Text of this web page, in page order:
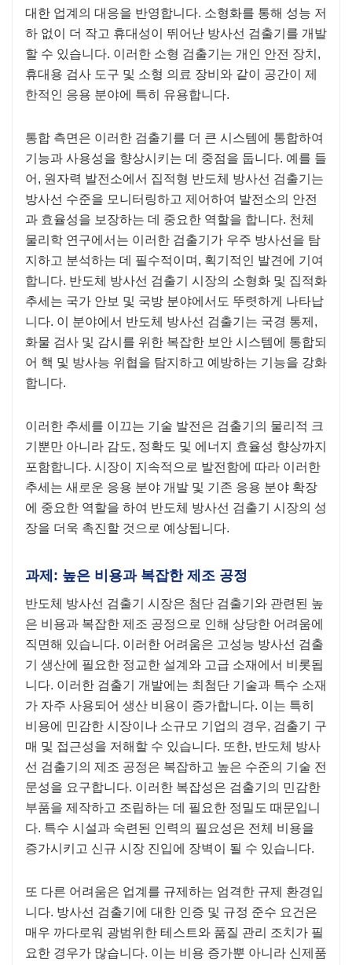
대한 업계의 대응을 반영합니다. 소형화를 통해 성능 저
하 없이 더 작고 휴대성이 뛰어난 방사선 검출기를 개발
할 수 있습니다. 이러한 소형 검출기는 개인 안전 장치,
휴대용 검사 도구 및 소형 의료 장비와 같이 공간이 제
한적인 응용 분야에 특히 유용합니다.
통합 측면은 이러한 검출기를 더 큰 시스템에 통합하여
기능과 사용성을 향상시키는 데 중점을 둡니다. 예를 들
어, 원자력 발전소에서 집적형 반도체 방사선 검출기는
방사선 수준을 모니터링하고 제어하여 발전소의 안전
과 효율성을 보장하는 데 중요한 역할을 합니다. 천체
물리학 연구에서는 이러한 검출기가 우주 방사선을 탐
지하고 분석하는 데 필수적이며, 획기적인 발견에 기여
합니다. 반도체 방사선 검출기 시장의 소형화 및 집적화
추세는 국가 안보 및 국방 분야에서도 뚜렷하게 나타납
니다. 이 분야에서 반도체 방사선 검출기는 국경 통제,
화물 검사 및 감시를 위한 복잡한 보안 시스템에 통합되
어 핵 및 방사능 위협을 탐지하고 예방하는 기능을 강화
합니다.
이러한 추세를 이끄는 기술 발전은 검출기의 물리적 크
기뿐만 아니라 감도, 정확도 및 에너지 효율성 향상까지
포함합니다. 시장이 지속적으로 발전함에 따라 이러한
추세는 새로운 응용 분야 개발 및 기존 응용 분야 확장
에 중요한 역할을 하여 반도체 방사선 검출기 시장의 성
장을 더욱 촉진할 것으로 예상됩니다.
과제: 높은 비용과 복잡한 제조 공정
반도체 방사선 검출기 시장은 첨단 검출기와 관련된 높
은 비용과 복잡한 제조 공정으로 인해 상당한 어려움에
직면해 있습니다. 이러한 어려움은 고성능 방사선 검출
기 생산에 필요한 정교한 설계와 고급 소재에서 비롯됩
니다. 이러한 검출기 개발에는 최첨단 기술과 특수 소재
가 자주 사용되어 생산 비용이 증가합니다. 이는 특히
비용에 민감한 시장이나 소규모 기업의 경우, 검출기 구
매 및 접근성을 저해할 수 있습니다. 또한, 반도체 방사
선 검출기의 제조 공정은 복잡하고 높은 수준의 기술 전
문성을 요구합니다. 이러한 복잡성은 검출기의 민감한
부품을 제작하고 조립하는 데 필요한 정밀도 때문입니
다. 특수 시설과 숙련된 인력의 필요성은 전체 비용을
증가시키고 신규 시장 진입에 장벽이 될 수 있습니다.
또 다른 어려움은 업계를 규제하는 엄격한 규제 환경입
니다. 방사선 검출기에 대한 인증 및 규정 준수 요건은
매우 까다로워 광범위한 테스트와 품질 관리 조치가 필
요한 경우가 많습니다. 이는 비용 증가뿐 아니라 신제품